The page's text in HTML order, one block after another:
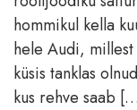
hommikul kella
hele Audi, millest
küsis tanklas
kus rehve saab